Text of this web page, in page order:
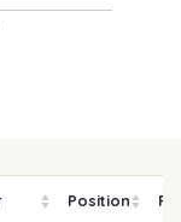
Position